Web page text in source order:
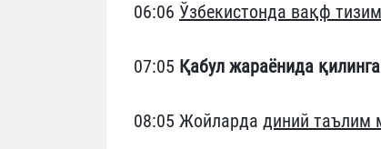
06:06 Ўзбекистонда вақф
07:05 Қабул жараёнида
08:05 Жойларда диний таълим